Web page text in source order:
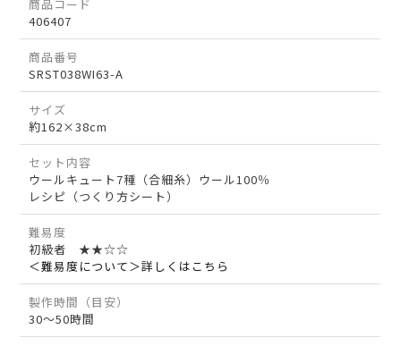
商品コード
406407
商品番号
SRST038WI63-A
サイズ
約162×38cm
セット内容
ウールキュート7種（合細糸）ウール100％
レシピ（つくり方シート）
難易度
初級者 ★★☆☆
＜難易度について＞詳しくはこちら
製作時間（目安）
30～50時間